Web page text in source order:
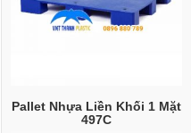
Pallet Nhựa Liền Khối 1 Mặt
497C